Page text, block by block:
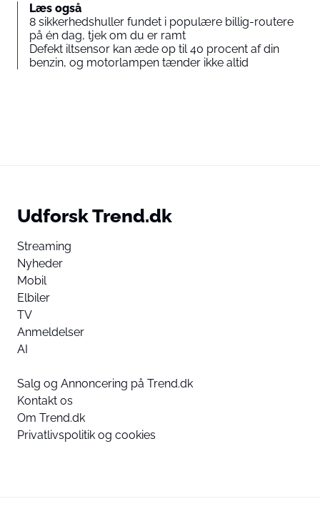
Læs også
8 sikkerhedshuller fundet i populære billig-routere
på én dag, tjek om du er ramt
Defekt iltsensor kan æde op til 40 procent af din
benzin, og motorlampen tænder ikke altid
Udforsk Trend.dk
Streaming
Nyheder
Mobil
Elbiler
TV
Anmeldelser
AI
Salg og Annoncering på Trend.dk
Kontakt os
Om Trend.dk
Privatlivspolitik og cookies